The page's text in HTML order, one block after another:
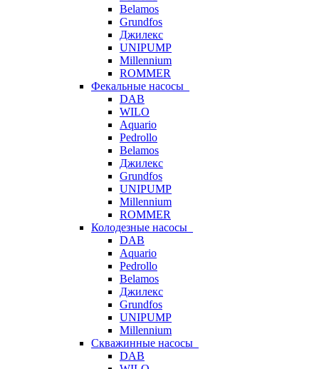
Belamos
Grundfos
Джилекс
UNIPUMP
Millennium
ROMMER
Фекальные насосы
DAB
WILO
Aquario
Pedrollo
Belamos
Джилекс
Grundfos
UNIPUMP
Millennium
ROMMER
Колодезные насосы
DAB
Aquario
Pedrollo
Belamos
Джилекс
Grundfos
UNIPUMP
Millennium
Скважинные насосы
DAB